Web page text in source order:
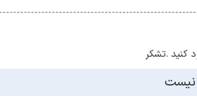
کنید .تشکر
نیست